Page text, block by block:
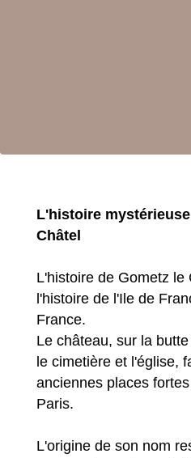
L'histoire
Châtel
L'histoire de Gometz le
l'histoire de l'Ile de
France.
Le château, sur la
le cimetière et l'église,
anciennes places
Paris.
L'origine de son nom